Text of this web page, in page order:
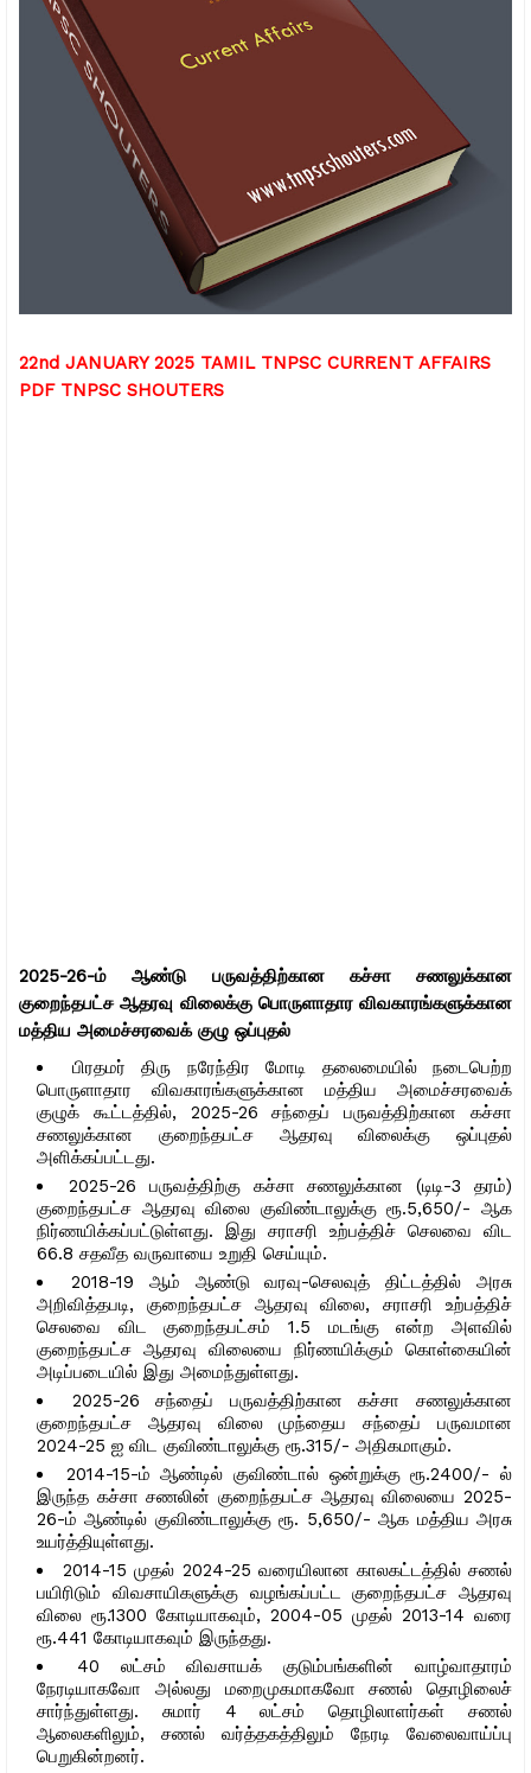
22nd JANUARY 2025 TAMIL TNPSC CURRENT AFFAIRS
PDF TNPSC SHOUTERS
2025-26-ம் ஆண்டு பருவத்திற்கான கச்சா சணலுக்கான
குறைந்தபட்ச ஆதரவு விலைக்கு பொருளாதார விவகாரங்களுக்கான
மத்திய அமைச்சரவைக் குழு ஒப்புதல்
பிரதமர் திரு நரேந்திர மோடி தலைமையில் நடைபெற்ற
பொருளாதார விவகாரங்களுக்கான மத்திய அமைச்சரவைக்
குழுக் கூட்டத்தில், 2025-26 சந்தைப் பருவத்திற்கான கச்சா
சணலுக்கான குறைந்தபட்ச ஆதரவு விலைக்கு ஒப்புதல்
அளிக்கப்பட்டது.
2025-26 பருவத்திற்கு கச்சா சணலுக்கான (டிடி-3 தரம்)
குறைந்தபட்ச ஆதரவு விலை குவிண்டாலுக்கு ரூ.5,650/- ஆக
நிர்ணயிக்கப்பட்டுள்ளது. இது சராசரி உற்பத்திச் செலவை விட
66.8 சதவீத வருவாயை உறுதி செய்யும்.
2018-19 ஆம் ஆண்டு வரவு-செலவுத் திட்டத்தில் அரசு
அறிவித்தபடி, குறைந்தபட்ச ஆதரவு விலை, சராசரி உற்பத்திச்
செலவை விட குறைந்தபட்சம் 1.5 மடங்கு என்ற அளவில்
குறைந்தபட்ச ஆதரவு விலையை நிர்ணயிக்கும் கொள்கையின்
அடிப்படையில் இது அமைந்துள்ளது.
2025-26 சந்தைப் பருவத்திற்கான கச்சா சணலுக்கான
குறைந்தபட்ச ஆதரவு விலை முந்தைய சந்தைப் பருவமான
2024-25 ஐ விட குவிண்டாலுக்கு ரூ.315/- அதிகமாகும்.
2014-15-ம் ஆண்டில் குவிண்டால் ஒன்றுக்கு ரூ.2400/- ல்
இருந்த கச்சா சணலின் குறைந்தபட்ச ஆதரவு விலையை 2025-
26-ம் ஆண்டில் குவிண்டாலுக்கு ரூ. 5,650/- ஆக மத்திய அரசு
உயர்த்தியுள்ளது.
2014-15 முதல் 2024-25 வரையிலான காலகட்டத்தில் சணல்
பயிரிடும் விவசாயிகளுக்கு வழங்கப்பட்ட குறைந்தபட்ச ஆதரவு
விலை ரூ.1300 கோடியாகவும், 2004-05 முதல் 2013-14 வரை
ரூ.441 கோடியாகவும் இருந்தது.
40 லட்சம் விவசாயக் குடும்பங்களின் வாழ்வாதாரம்
நேரடியாகவோ அல்லது மறைமுகமாகவோ சணல் தொழிலைச்
சார்ந்துள்ளது. சுமார் 4 லட்சம் தொழிலாளர்கள் சணல்
ஆலைகளிலும், சணல் வர்த்தகத்திலும் நேரடி வேலைவாய்ப்பு
பெறுகின்றனர்.